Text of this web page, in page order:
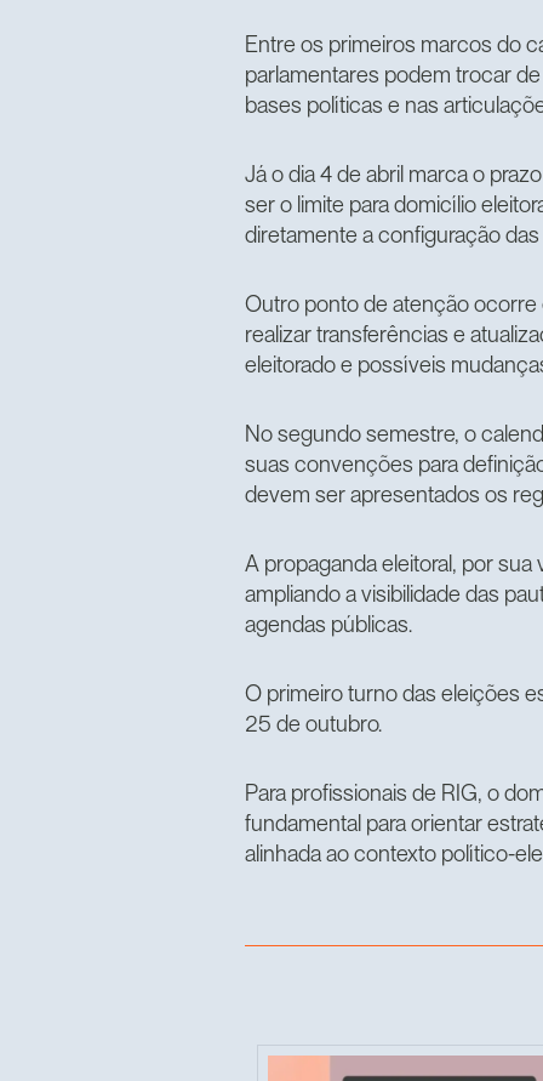
Entre os primeiros marcos do
parlamentares podem trocar
bases políticas e nas
Já o dia 4 de abril marca o
ser o limite para domicílio
diretamente a configuração
Outro ponto de atenção ocorre
realizar transferências e
eleitorado e possíveis
No segundo semestre, o
suas convenções para
devem ser apresentados os
A propaganda eleitoral, por
ampliando a visibilidade das
agendas públicas.
O primeiro turno das eleições
25 de outubro.
Para profissionais de RIG, o
fundamental para orientar
alinhada ao contexto político-